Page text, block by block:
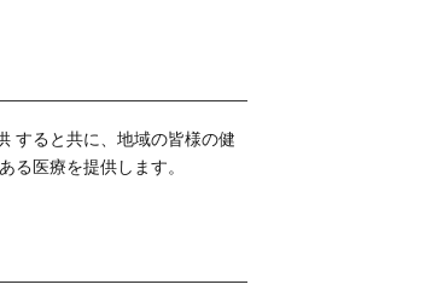
すると共に、地域の皆様の健
る医療を提供します。